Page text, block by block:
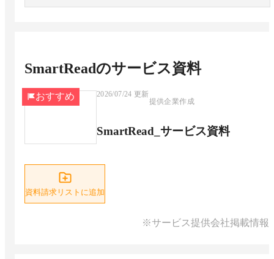
SmartReadのサービス資料
おすすめ 2026/07/24 更新
提供企業作成
SmartRead_サービス資料
資料請求リストに追加
※サービス提供会社掲載情報